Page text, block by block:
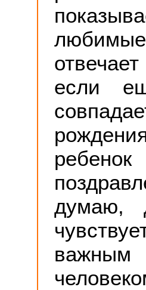
если
думаю,